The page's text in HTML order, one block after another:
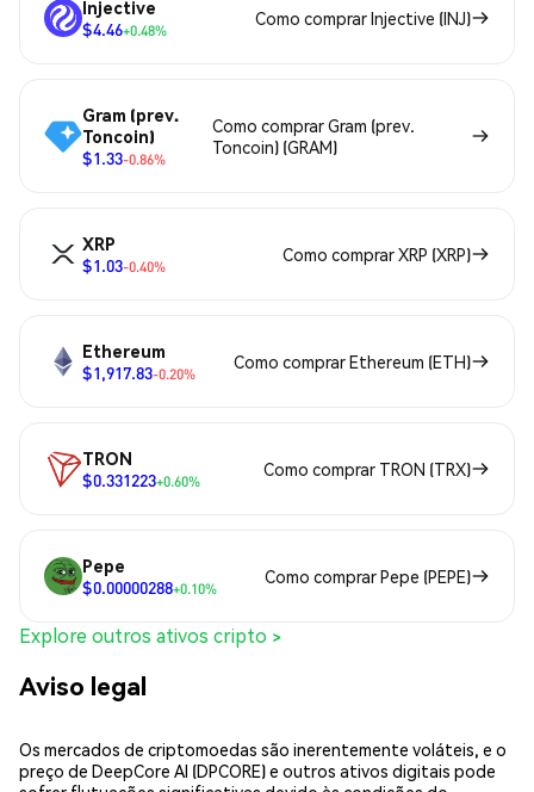
Injective
$4.46+0.48%
Como comprar Injective (INJ)
Gram (prev.
Toncoin)
$1.33-0.86%
Como comprar Gram (prev.
Toncoin) (GRAM)
XRP
$1.03-0.40%
Como comprar XRP (XRP)
Ethereum
$1,917.83-0.20%
Como comprar Ethereum (ETH)
TRON
$0.331223+0.60%
Como comprar TRON (TRX)
Pepe
$0.00000288+0.10%
Como comprar Pepe (PEPE)
Explore outros ativos cripto >
Aviso legal
Os mercados de criptomoedas são inerentemente voláteis, e o
preço de DeepCore AI (DPCORE) e outros ativos digitais pode